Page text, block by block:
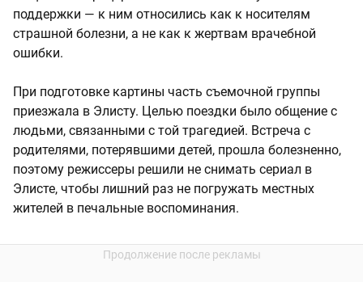
поддержки — к ним относились как к носителям
страшной болезни, а не как к жертвам врачебной
ошибки.
При подготовке картины часть съемочной группы
приезжала в Элисту. Целью поездки было общение с
людьми, связанными с той трагедией. Встреча с
родителями, потерявшими детей, прошла болезненно,
поэтому режиссеры решили не снимать сериал в
Элисте, чтобы лишний раз не погружать местных
жителей в печальные воспоминания.